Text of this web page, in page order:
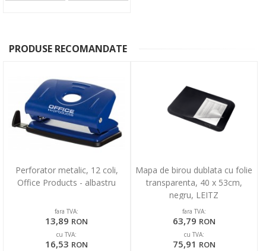
PRODUSE RECOMANDATE
Perforator metalic, 12 coli,
Office Products - albastru
fara TVA:
13,89 RON
cu TVA:
16,53 RON
Mapa de birou dublata cu folie
transparenta, 40 x 53cm,
negru, LEITZ
fara TVA:
63,79 RON
cu TVA:
75,91 RON